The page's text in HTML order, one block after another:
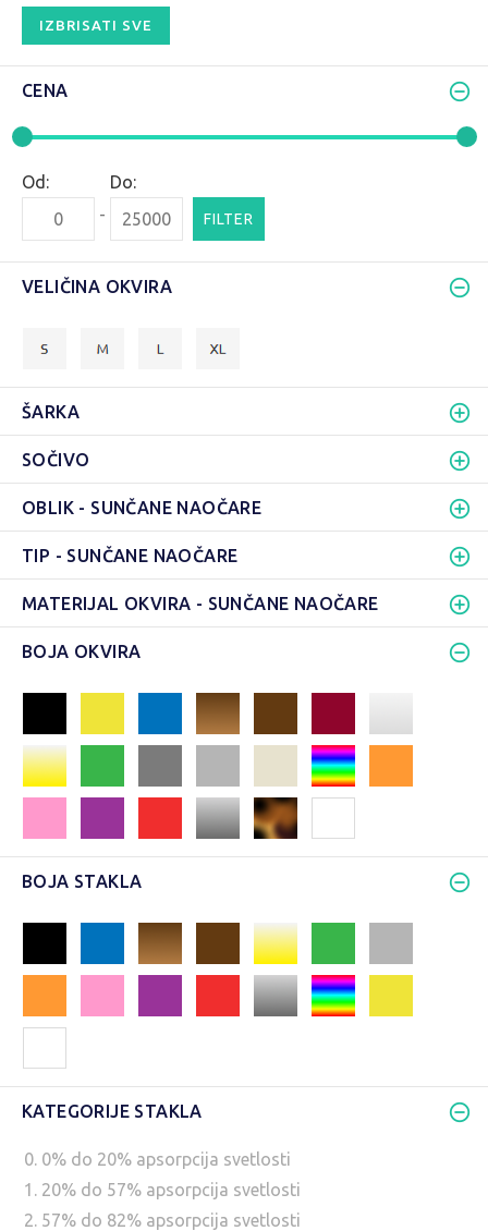
IZBRISATI SVE
CENA
Od:
-
Do:
FILTER
VELIČINA OKVIRA
ŠARKA
SOČIVO
OBLIK - SUNČANE NAOČARE
TIP - SUNČANE NAOČARE
MATERIJAL OKVIRA - SUNČANE NAOČARE
BOJA OKVIRA
BOJA STAKLA
KATEGORIJE STAKLA
0. 0% do 20% apsorpcija svetlosti
1. 20% do 57% apsorpcija svetlosti
2. 57% do 82% apsorpcija svetlosti